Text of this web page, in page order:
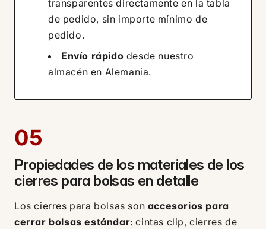
transparentes directamente en la tabla
de pedido, sin importe mínimo de
pedido.
Envío rápido desde nuestro
almacén en Alemania.
05
Propiedades de los materiales de los
cierres para bolsas en detalle
Los cierres para bolsas son accesorios para
cerrar bolsas estándar: cintas clip, cierres de